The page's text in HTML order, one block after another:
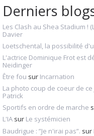
Derniers
Les Clash au Shea Stadium !
Davier
Loetschental, la possibilité
L'actrice Dominique Frot est
Neidinger
Être fou sur Incarnation
La photo coup de coeur de ce
Patrick
Sportifs en ordre de marche
L'IA sur Le systémicien
Baudrigue : ”Je n'irai pas”. sur